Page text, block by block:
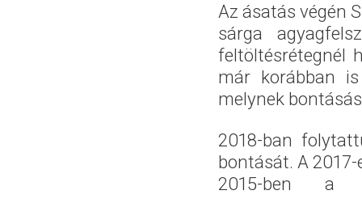
Az ásatás végén
sárga
feltöltésrétegnél
már korábban
melynek
2018-ban
bontását. A
2015-ben a